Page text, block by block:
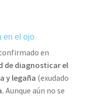
en el ojo
en
de diagnosticar el
y legaña (exudado
Aunque aún no se